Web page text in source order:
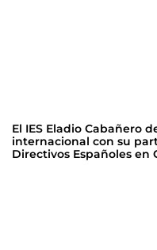
El IES Eladio Cabañero
internacional con su
Directivos Españoles en